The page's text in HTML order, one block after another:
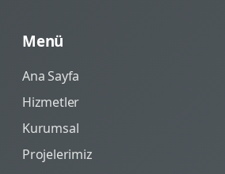
Menü
Ana Sayfa
Hizmetler
Kurumsal
Projelerimiz